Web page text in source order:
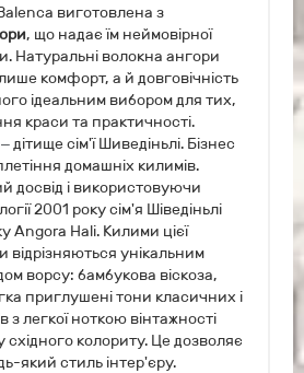
виготовлена з
, що надає їм неймовірної
Натуральні волокна ангори
комфорт, а й довговічність
ідеальним вибором для тих,
краси та практичності.
–дітище сім'ї Шиведіньлі. Бізнес
домашніх килимів.
досвід і використовуючи
2001 року сім'я Шіведіньлі
Angora Hali. Килими цієї
відрізняються унікальним
ворсу: бамбукова віскоза,
приглушені тони класичних і
з легкої ноткою вінтажності
східного колориту. Це дозволяє
який стиль інтер'єру.